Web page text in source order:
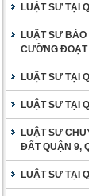
LUẬT SƯ TẠI
LUẬT SƯ BÀO
CƯỠNG ĐOẠT
LUẬT SƯ TẠI
LUẬT SƯ TẠI
LUẬT SƯ
ĐẤT QUẬN 9,
LUẬT SƯ TẠI